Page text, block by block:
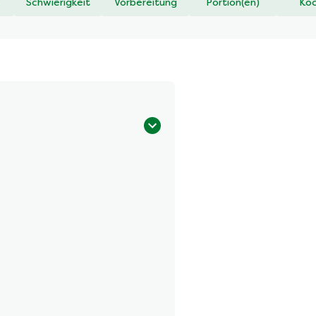
Schwierigkeit Vorbereitung Portion(en)